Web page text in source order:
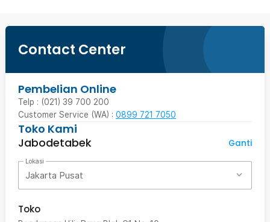
Contact Center
Pembelian Online
Telp : (021) 39 700 200
Customer Service (WA) : 0899 721 7050
Toko Kami
Jabodetabek
Ganti
Lokasi
Jakarta Pusat
Toko